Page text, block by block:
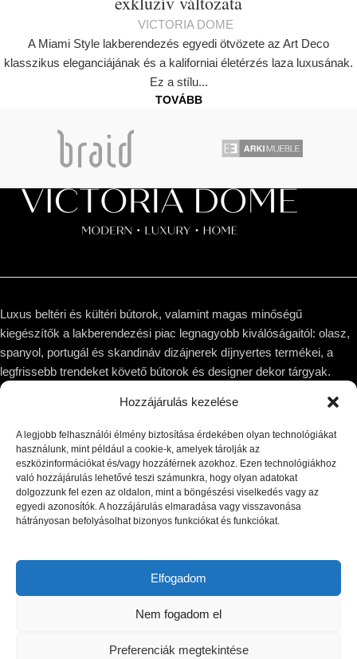
Hozzájárulás kezelése
A legjobb felhasználói élmény biztosítása érdekében olyan technológiákat
használunk, mint például a cookie-k, amelyek tárolják az
eszközinformációkat és/vagy hozzáférnek azokhoz. Ezen technológiákhoz
való hozzájárulás lehetővé teszi számunkra, hogy olyan adatokat
dolgozzunk fel ezen az oldalon, mint a böngészési viselkedés vagy az
egyedi azonosítók. A hozzájárulás elmaradása vagy visszavonása
hátrányosan befolyásolhat bizonyos funkciókat és funkciókat.
Elfogadom
Nem fogadom el
Preferenciák megtekintése
VICTORIA DOME
A Miami Style lakberendezés egyedi ötvözete az Art Deco
klasszikus eleganciájának és a kaliforniai életérzés laza luxusának.
Ez a stílu...
TOVÁBB
Luxus beltéri és kültéri bútorok, valamint magas minőségű
kiegészítők a lakberendezési piac legnagyobb kiválóságaitól: olasz,
spanyol, portugál és skandináv dizájnerek díjnyertes termékei, a
legfrissebb trendeket követő bútorok és designer dekor tárgyak.
1044 Budapest, Megyeri út 53.
Email: hello@victoriadome.com
KÍNÁLATUNK
INFORMÁCIÓ
© Copyright 2025 VICTORIA DOME | All rights reserved.